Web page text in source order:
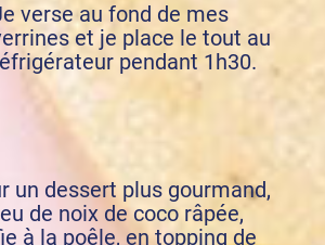
verse au fond de mes
et je place le tout au
pendant 1h30.
un dessert plus gourmand,
de noix de coco râpée,
à la poêle, en topping de